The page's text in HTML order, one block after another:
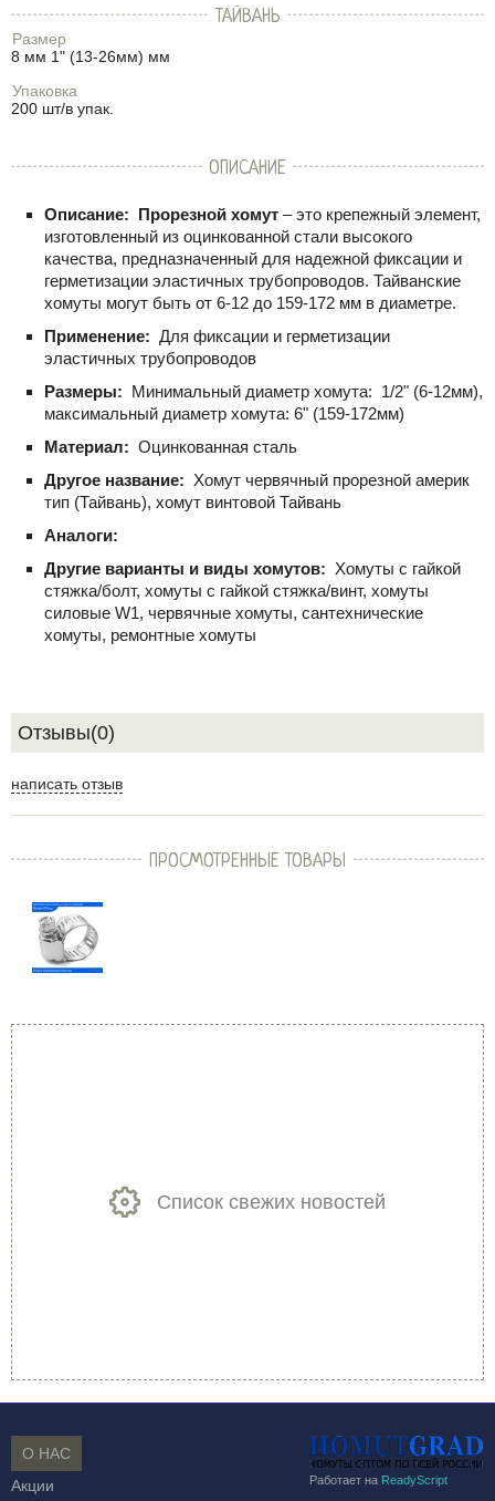
ТАЙВАНЬ
Размер
8 мм 1" (13-26мм) мм
Упаковка
200 шт/в упак.
ОПИСАНИЕ
Описание: Прорезной хомут – это крепежный элемент,
изготовленный из оцинкованной стали высокого
качества, предназначенный для надежной фиксации и
герметизации эластичных трубопроводов. Тайванские
хомуты могут быть от 6-12 до 159-172 мм в диаметре.
Применение: Для фиксации и герметизации
эластичных трубопроводов
Размеры: Минимальный диаметр хомута: 1/2" (6-12мм),
максимальный диаметр хомута: 6" (159-172мм)
Материал: Оцинкованная сталь
Другое название: Хомут червячный прорезной америк
тип (Тайвань), хомут винтовой Тайвань
Аналоги:
Другие варианты и виды хомутов: Хомуты с гайкой
стяжка/болт, хомуты с гайкой стяжка/винт, хомуты
силовые W1, червячные хомуты, сантехнические
хомуты, ремонтные хомуты
Отзывы(0)
написать отзыв
ПРОСМОТРЕННЫЕ ТОВАРЫ
Список свежих новостей
Работает на ReadyScript
О НАС
Акции